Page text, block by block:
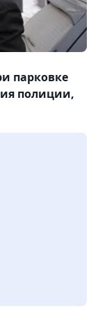
парковке
полиции,